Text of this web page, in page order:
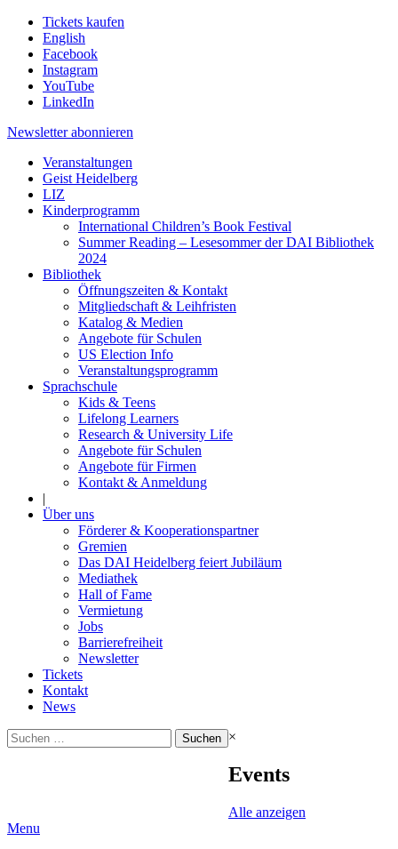
Tickets kaufen
English
Facebook
Instagram
YouTube
LinkedIn
Newsletter abonnieren
Veranstaltungen
Geist Heidelberg
LIZ
Kinderprogramm
International Children’s Book Festival
Summer Reading – Lesesommer der DAI Bibliothek
2024
Bibliothek
Öffnungszeiten & Kontakt
Mitgliedschaft & Leihfristen
Katalog & Medien
Angebote für Schulen
US Election Info
Veranstaltungsprogramm
Sprachschule
Kids & Teens
Lifelong Learners
Research & University Life
Angebote für Schulen
Angebote für Firmen
Kontakt & Anmeldung
|
Über uns
Förderer & Kooperationspartner
Gremien
Das DAI Heidelberg feiert Jubiläum
Mediathek
Hall of Fame
Vermietung
Jobs
Barrierefreiheit
Newsletter
Tickets
Kontakt
News
Suchen
nach:
×
Events
Alle anzeigen
Menu